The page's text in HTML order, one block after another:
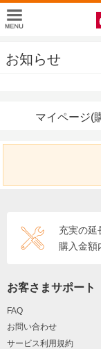
お知らせ
マイページ(
充実の延
購入金額
お客さまサポート
FAQ
お問い合わせ
サービス利用規約